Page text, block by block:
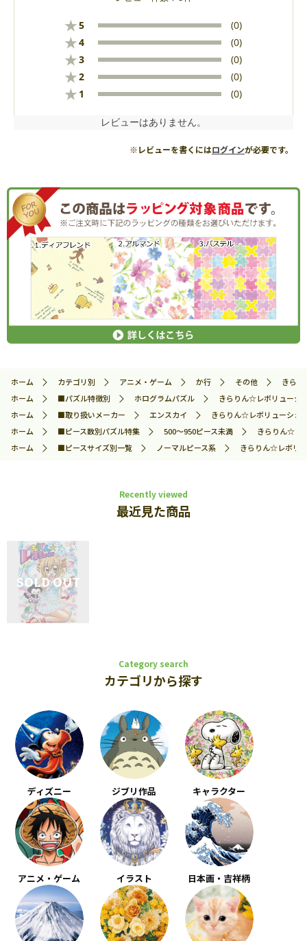
★5 (0)
★4 (0)
★3 (0)
★2 (0)
★ 1 (0)
レビューはありません。
※レビューを書くにはログインが必要です。
ホーム カテゴリ別 アニメ・ゲーム か行 その他
きら
ホーム
■パズル特徴別 ホログラムパズル
きらりん☆レボリュー
ホーム
■取り扱いメーカー エンスカイ
きらりん☆レボリューシ
ホーム
■ピース数別パズル特集 500～950ピース未満
きらりん☆レ
ホーム
■ピースサイズ別一覧 ノーマルピース系 きらりん☆レボリ
Recently viewed
最近見た商品
Category search
カテゴリから探す
ディズニー ジブリ作品 キャラクター
アニメ・ゲーム イラスト 日本画・吉祥柄